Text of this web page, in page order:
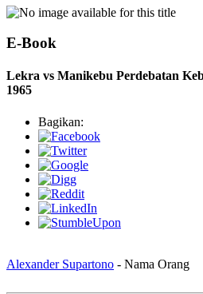
E-Book
Lekra vs Manikebu Perdebatan
1965
Bagikan:
Alexander Supartono - Nama Orang